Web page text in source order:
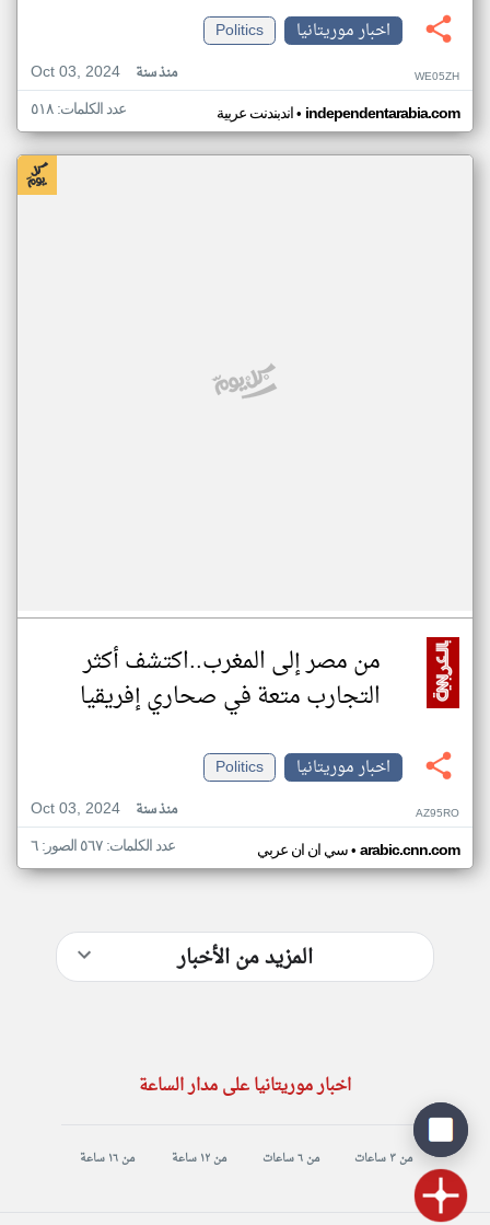
اخبار موريتانيا
Politics
Oct 03, 2024
منذ سنة WE05ZH
اندبندنت عربية• independentarabia.com عدد الكلمات: ٥١٨
من مصر إلى المغرب..اكتشف أكثر
التجارب متعة في صحاري إفريقيا
اخبار موريتانيا
Politics
Oct 03, 2024
منذ سنة AZ95RO
سي ان ان عربي• arabic.cnn.com عدد الكلمات: ٥٦٧ الصور: ٦
المزيد من الأخبار
اخبار موريتانيا على مدار الساعة
من ٣ ساعات من ٦ ساعات من ١٢ ساعة من ١٦ ساعة